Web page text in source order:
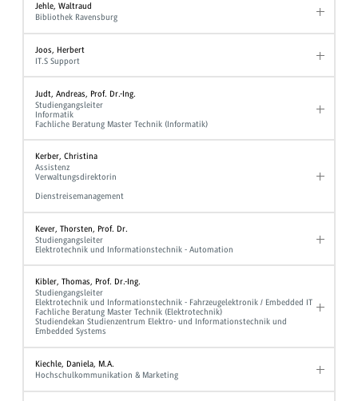
Jehle, Waltraud
Bibliothek Ravensburg
Joos, Herbert
IT.S Support
Judt, Andreas, Prof. Dr.-Ing.
Studiengangsleiter
Informatik
Fachliche Beratung Master Technik (Informatik)
Kerber, Christina
Assistenz
Verwaltungsdirektorin
Dienstreisemanagement
Kever, Thorsten, Prof. Dr.
Studiengangsleiter
Elektrotechnik und Informationstechnik - Automation
Kibler, Thomas, Prof. Dr.-Ing.
Studiengangsleiter
Elektrotechnik und Informationstechnik - Fahrzeugelektronik / Embedded IT
Fachliche Beratung Master Technik (Elektrotechnik)
Studiendekan Studienzentrum Elektro- und Informationstechnik und
Embedded Systems
Kiechle, Daniela, M.A.
Hochschulkommunikation & Marketing